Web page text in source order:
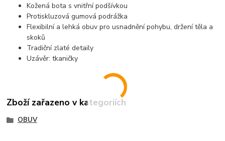
Kožená bota s vnitřní podšívkou
Protiskluzová gumová podrážka
Flexibilní a lehká obuv pro usnadnění pohybu, držení těla a
skoků
Tradiční zlaté detaily
Uzávěr: tkaničky
Zboží zařazeno v kategoriích
OBUV